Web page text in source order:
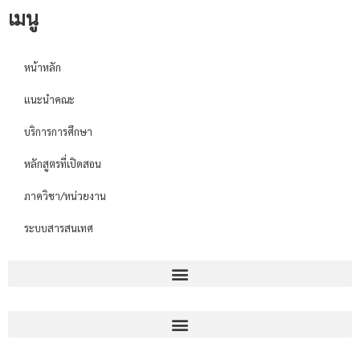
เมนู
หน้าหลัก
แนะนำคณะ
บริการการศึกษา
หลักสูตรที่เปิดสอน
ภาควิชา/หน่วยงาน
ระบบสารสนเทศ